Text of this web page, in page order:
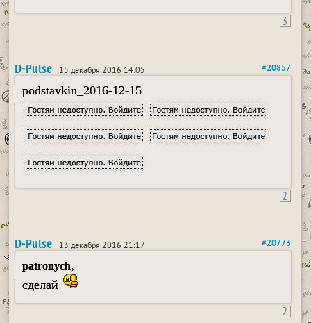
3
D-Pulse 15 декабря 2016 14:05 #20857
podstavkin_2016-12-15
2
D-Pulse 13 декабря 2016 21:17 #20773
patronych,
сделай
2